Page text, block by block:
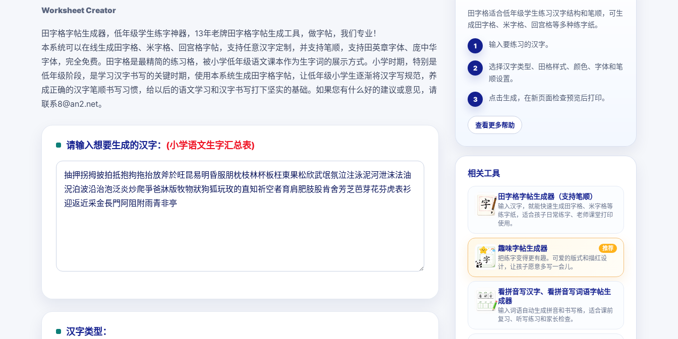
Worksheet Creator
田字格字帖生成器，低年级学生练字神器，13年老牌田字格字帖生成工具，做字帖，我们专业！
本系统可以在线生成田字格、米字格、回宫格字帖，支持任意汉字定制，并支持笔顺，支持田英章字体、庞中华
字体， 完全免费。田字格是最精简的练习格，被小学低年级语文课本作为生字词的展示方式。小学时期，特别是
低年级阶段，是学习汉字书写的关键时期，使用本系统生成田字格字帖，让低年级小学生逐渐将汉字写规范，养
成正确的汉字笔顺书写习惯，给以后的语文学习和汉字书写打下坚实的基础。如果您有什么好的建议或意见，请
联系8@an2.net。
请输入想要生成的汉字： (小学语文生字汇总表)
汉字类型：
田字格适合低年级学生练习汉字结构和笔顺，可生
成田字格、米字格、回宫格等多种练字纸。
1 输入要练习的汉字。
2
选择汉字类型、田格样式、颜色、字体和笔
顺设置。
3 点击生成，在新页面检查预览后打印。
查看更多帮助
相关工具
田字格字帖生成器（支持笔顺）
输入汉字，就能快速生成田字格、米字格等
练字纸，适合孩子日常练字、老师课堂打印
使用。
趣味字帖生成器 推荐
把练字变得更有趣。可爱的版式和描红设
计，让孩子愿意多写一会儿。
看拼音写汉字、看拼音写词语字帖生
成器
输入词语自动生成拼音和书写格，适合课前
复习、听写练习和家长检查。